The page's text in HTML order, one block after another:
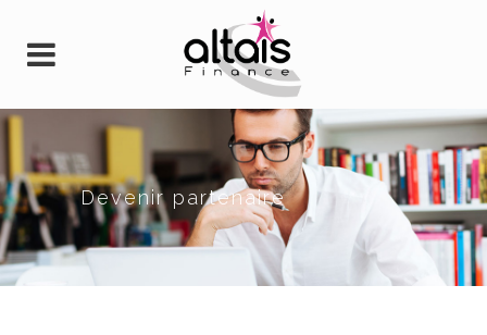
Devenir partenaire